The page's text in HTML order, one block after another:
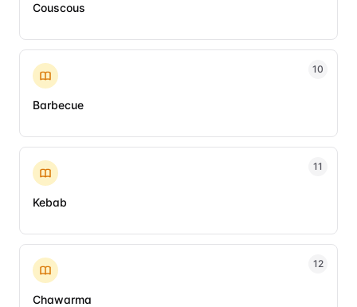
Couscous
10
Barbecue
11
Kebab
12
Chawarma